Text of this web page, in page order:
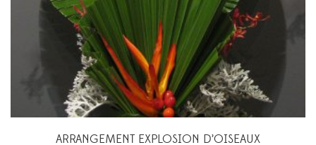
ARRANGEMENT EXPLOSION D’OISEAUX